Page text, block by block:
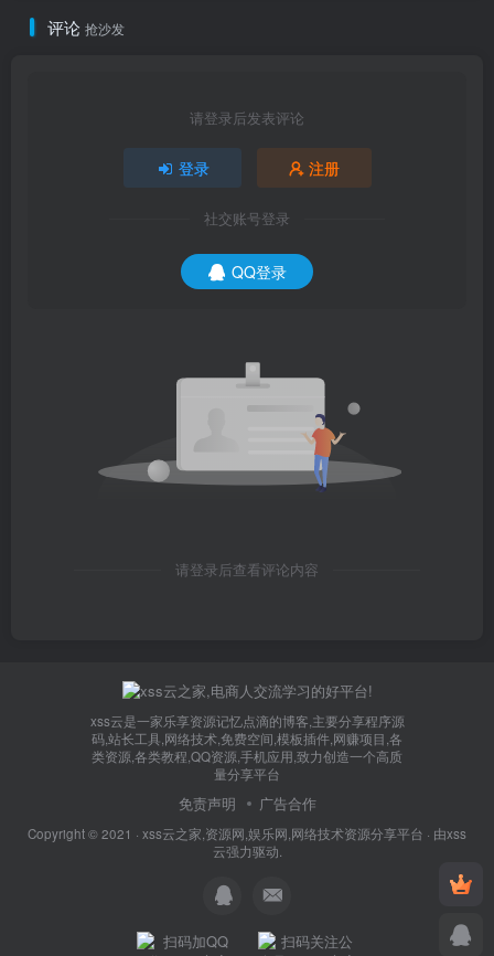
评论 抢沙发
请登录后发表评论
登录 注册
社交账号登录
QQ登录
请登录后查看评论内容
xss云是一家乐享资源记忆点滴的博客,主要分享程序源
码,站长工具,网络技术,免费空间,模板插件,网赚项目,各
类资源,各类教程,QQ资源,手机应用,致力创造一个高质
量分享平台
免责声明 广告合作
Copyright © 2021 · xss云之家,资源网,娱乐网,网络技术资源分享平台 · 由xss
云强力驱动.